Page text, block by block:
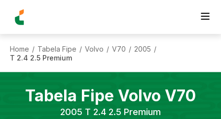
Home / Tabela Fipe / Volvo / V70 / 2005 /
T 2.4 2.5 Premium
Tabela Fipe Volvo V70
2005 T 2.4 2.5 Premium